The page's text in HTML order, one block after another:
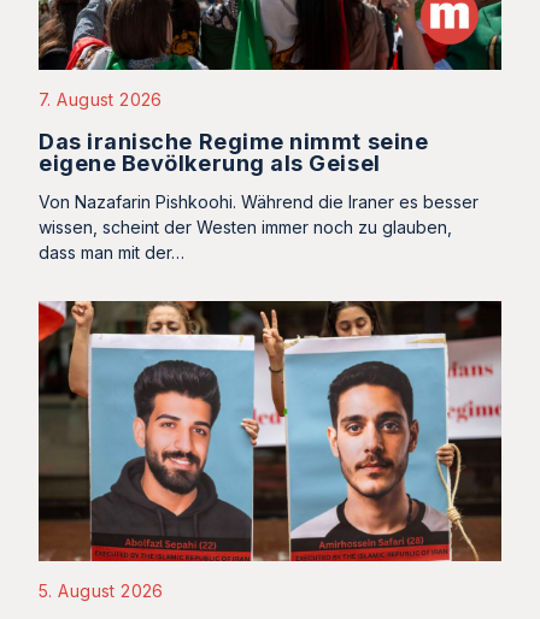
7. August 2026
Das iranische Regime nimmt seine
eigene Bevölkerung als Geisel
Von Nazafarin Pishkoohi. Während die Iraner es besser
wissen, scheint der Westen immer noch zu glauben,
dass man mit der…
5. August 2026